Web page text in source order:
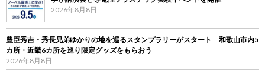
2026年8月8日
豊臣秀吉・秀長兄弟ゆかりの地を巡るスタンプラリーがスタート 和歌山市内5
カ所・近畿6カ所を巡り限定グッズをもらおう
2026年8月8日